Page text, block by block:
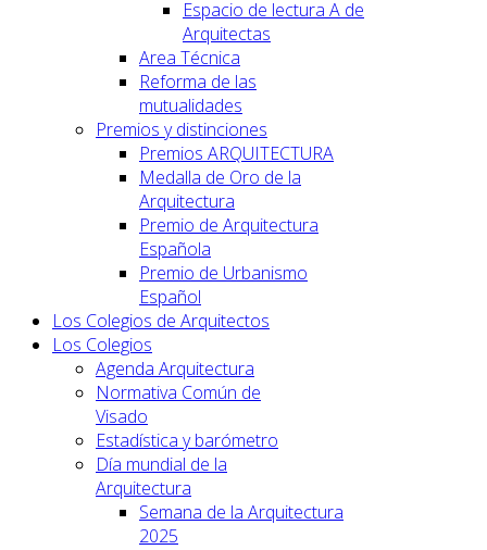
Espacio de lectura A de
Arquitectas
Area Técnica
Reforma de las
mutualidades
Premios y distinciones
Premios ARQUITECTURA
Medalla de Oro de la
Arquitectura
Premio de Arquitectura
Española
Premio de Urbanismo
Español
Los Colegios de Arquitectos
Los Colegios
Agenda Arquitectura
Normativa Común de
Visado
Estadística y barómetro
Día mundial de la
Arquitectura
Semana de la Arquitectura
2025